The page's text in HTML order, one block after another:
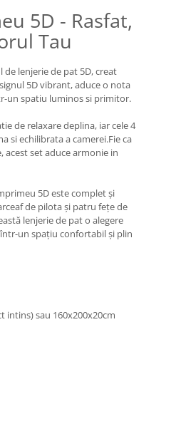
5D - Rasfat,
Tau
lenjerie de pat 5D, creat
5D vibrant, aduce o nota
un spatiu luminos si primitor.
de relaxare deplina, iar cele 4
si echilibrata a camerei.Fie ca
acest set aduce armonie in
5D este complet și
de pilota și patru fețe de
lenjerie de pat o alegere
un spațiu confortabil și plin
intins) sau 160x200x20cm